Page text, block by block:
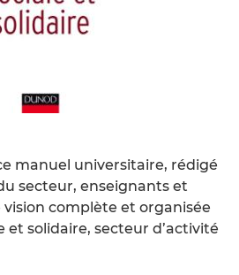
manuel universitaire, rédigé
secteur, enseignants et
complète et organisée
et solidaire, secteur d’activité